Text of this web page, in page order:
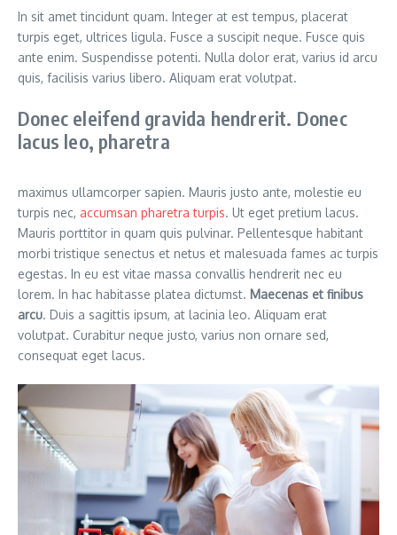
In sit amet tincidunt quam. Integer at est tempus, placerat
turpis eget, ultrices ligula. Fusce a suscipit neque. Fusce quis
ante enim. Suspendisse potenti. Nulla dolor erat, varius id arcu
quis, facilisis varius libero. Aliquam erat volutpat.
Donec eleifend gravida hendrerit. Donec
lacus leo, pharetra
maximus ullamcorper sapien. Mauris justo ante, molestie eu
turpis nec, accumsan pharetra turpis. Ut eget pretium lacus.
Mauris porttitor in quam quis pulvinar. Pellentesque habitant
morbi tristique senectus et netus et malesuada fames ac turpis
egestas. In eu est vitae massa convallis hendrerit nec eu
lorem. In hac habitasse platea dictumst. Maecenas et finibus
arcu. Duis a sagittis ipsum, at lacinia leo. Aliquam erat
volutpat. Curabitur neque justo, varius non ornare sed,
consequat eget lacus.